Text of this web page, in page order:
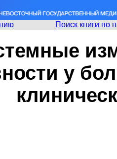
Поиск книги по
у